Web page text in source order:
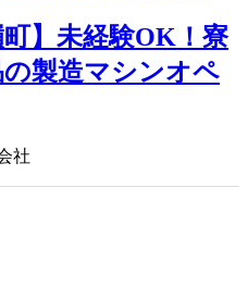
町】未経験OK！寮
製造マシンオペ
社